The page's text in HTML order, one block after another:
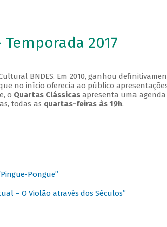
2017
BNDES. Em 2010, ganhou
no início oferecia ao público
o Quartas Clássicasapresenta uma agenda
todas as quartas-feiras às 19h.
Pongue”
– O Violão através dos Séculos”